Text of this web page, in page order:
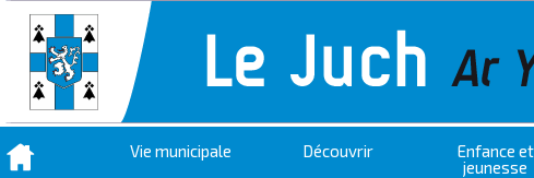
Vie municipale Découvrir
Enfance et
jeunesse